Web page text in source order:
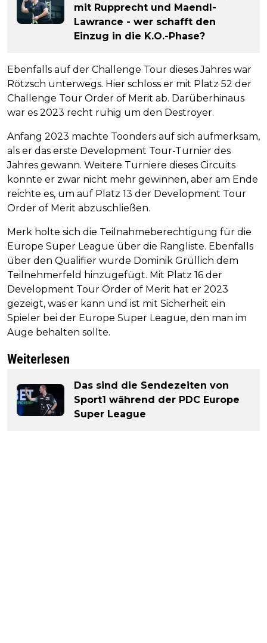
mit Rupprecht und Maendl-
Lawrance - wer schafft den
Einzug in die K.O.-Phase?
Ebenfalls auf der Challenge Tour dieses Jahres war
Rötzsch unterwegs. Hier schloss er mit Platz 52 der
Challenge Tour Order of Merit ab. Darüberhinaus
war es 2023 recht ruhig um den Destroyer.
Anfang 2023 machte Toonders auf sich aufmerksam,
als er das erste Development Tour-Turnier des
Jahres gewann. Weitere Turniere dieses Circuits
konnte er zwar nicht mehr gewinnen, aber am Ende
reichte es, um auf Platz 13 der Development Tour
Order of Merit abzuschließen.
Merk holte sich die Teilnahmeberechtigung für die
Europe Super League über die Rangliste. Ebenfalls
über den Qualifier wurde Dominik Grüllich dem
Teilnehmerfeld hinzugefügt. Mit Platz 16 der
Development Tour Order of Merit hat er 2023
gezeigt, was er kann und ist mit Sicherheit ein
Spieler bei der Europe Super League, den man im
Auge behalten sollte.
Weiterlesen
Das sind die Sendezeiten von
Sport1 während der PDC Europe
Super League